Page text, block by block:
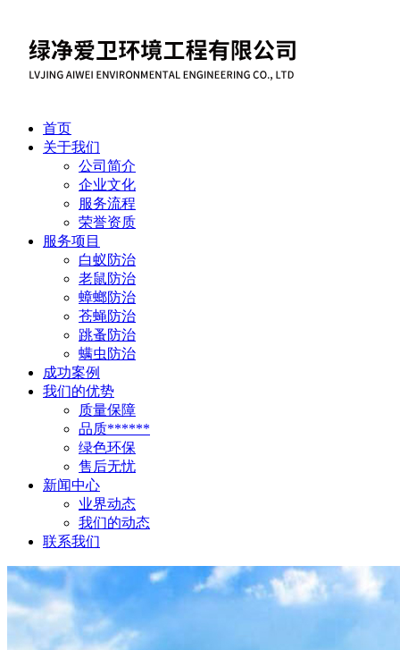
首页
关于我们
公司简介
企业文化
服务流程
荣誉资质
服务项目
白蚁防治
老鼠防治
蟑螂防治
苍蝇防治
跳蚤防治
螨虫防治
成功案例
我们的优势
质量保障
品质******
绿色环保
售后无忧
新闻中心
业界动态
我们的动态
联系我们